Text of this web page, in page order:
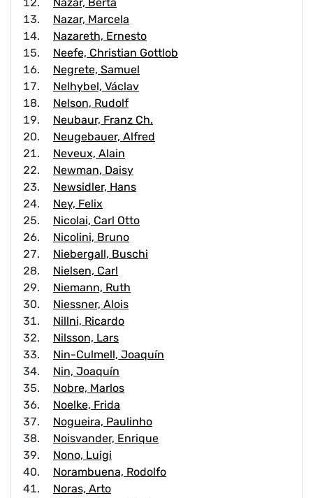
Nazar, Berta
Nazar, Marcela
Nazareth, Ernesto
Neefe, Christian Gottlob
Negrete, Samuel
Nelhybel, Václav
Nelson, Rudolf
Neubaur, Franz Ch.
Neugebauer, Alfred
Neveux, Alain
Newman, Daisy
Newsidler, Hans
Ney, Felix
Nicolai, Carl Otto
Nicolini, Bruno
Niebergall, Buschi
Nielsen, Carl
Niemann, Ruth
Niessner, Alois
Nillni, Ricardo
Nilsson, Lars
Nin-Culmell, Joaquín
Nin, Joaquín
Nobre, Marlos
Noelke, Frida
Nogueira, Paulinho
Noisvander, Enrique
Nono, Luigi
Norambuena, Rodolfo
Noras, Arto